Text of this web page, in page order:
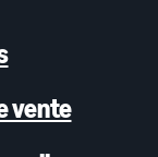
vente